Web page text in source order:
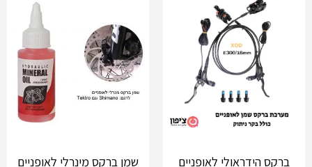
ברקס הידראולי לאופניים שמן ברקס מינרלי לאופניים